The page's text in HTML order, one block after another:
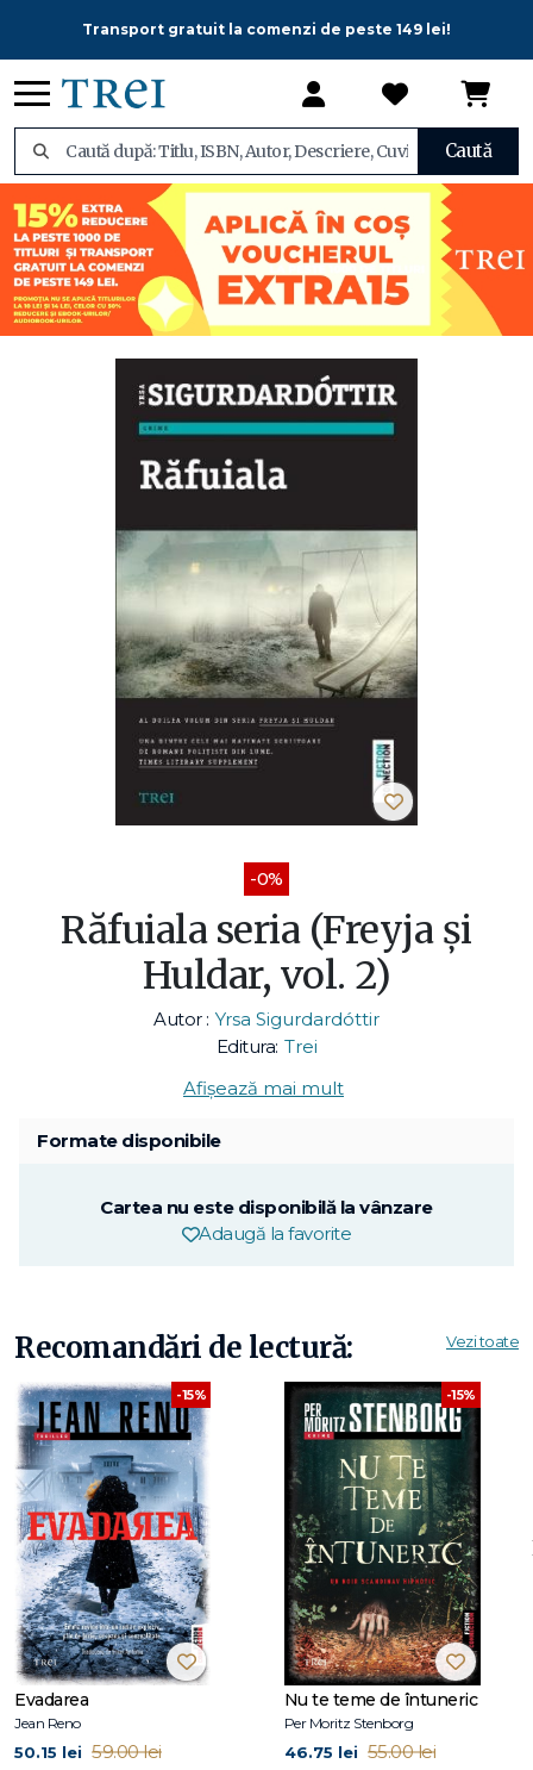
Transport gratuit la comenzi de peste 149 lei!
Caută
-0%
Răfuiala seria (Freyja și
Huldar, vol. 2)
Autor : Yrsa Sigurdardóttir
Editura: Trei
Afișează mai mult
Formate disponibile
Cartea nu este disponibilă la vânzare
Adaugă la favorite
Recomandări de lectură: Vezi toate
-15%
Evadarea
Jean Reno
50.15 lei 59.00 lei
-15%
Nu te teme de întuneric
Per Moritz Stenborg
46.75 lei 55.00 lei